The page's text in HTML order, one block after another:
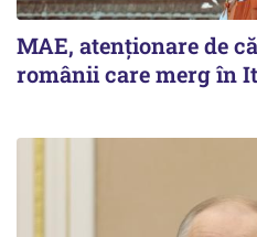
MAE, atenționare de
românii care merg în